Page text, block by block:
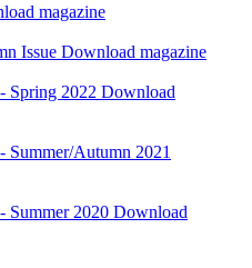
magazine
Download magazine
Download
Download